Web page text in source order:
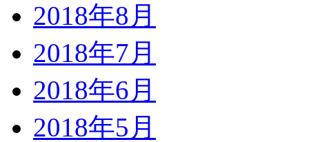
2018年8月
2018年7月
2018年6月
2018年5月